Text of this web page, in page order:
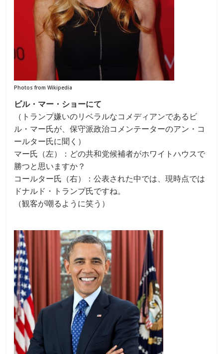
Photos from Wikipedia
ビル・マー・ショーにて
（トランプ嫌いのリベラルなコメディアンであるビ
ル・マー氏が、保守派政治コメンテーターのアン・コ
ールター氏に聞く）
マー氏（左）：どの共和党候補者がホワイトハウスで
勝つと思いますか？
コールター氏（右）：公表された中では、現時点では
ドナルド・トランプ氏ですね。
（観客が嘲るように笑う）